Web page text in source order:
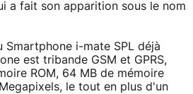
a fait son apparition sous le nom
Smartphone i-mate SPL déjà
est tribande GSM et GPRS,
ROM, 64 MB de mémoire
le tout en plus d'un